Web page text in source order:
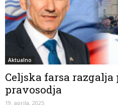
Aktualno
Celjska farsa
pravosodja
19. aprila, 2025